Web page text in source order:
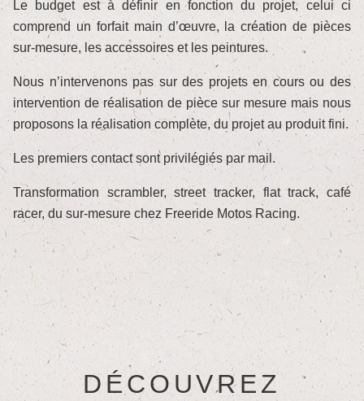
Le budget est à définir en fonction du projet, celui ci
comprend un forfait main d’œuvre, la création de pièces
sur-mesure, les accessoires et les peintures.
Nous n’intervenons pas sur des projets en cours ou des
intervention de réalisation de pièce sur mesure mais nous
proposons la réalisation complète, du projet au produit fini.
Les premiers contact sont privilégiés par mail.
Transformation scrambler, street tracker, flat track, café
racer, du sur-mesure chez Freeride Motos Racing.
DÉCOUVREZ